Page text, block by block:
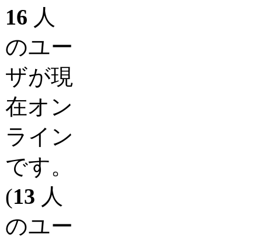
16 人
のユー
ザが現
在オン
ライン
です。
(13 人
のユー